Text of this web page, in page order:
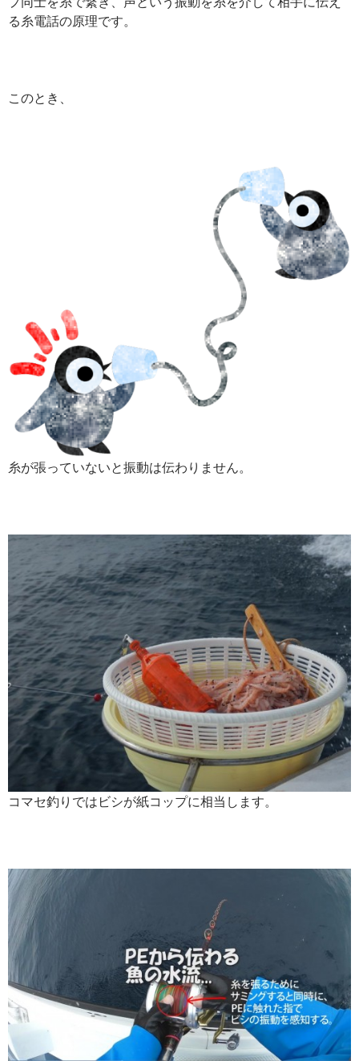
る糸電話の原理です。
このとき、
糸が張っていないと振動は伝わりません。
コマセ釣りではビシが紙コップに相当します。